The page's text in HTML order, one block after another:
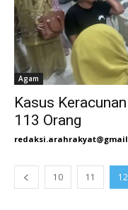
Agam
Kasus
113 Orang
10 11 12